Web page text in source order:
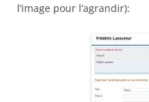
l’image pour l’agrandir):